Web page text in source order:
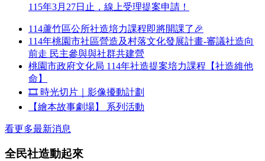
115年3月27日止，線上受理提案申請！
114蘆竹區公所社造培力課程即將開課了🎉
114年桃園市社區營造及村落文化發展計畫-審議社造向
前走 民主參與與社群共建營
桃園市政府文化局 114年社造提案培力課程【社造維他
命】
🎞️ 時光切片｜影像擾動計劃
【繪本故事劇場】 系列活動
看更多最新消息
全民社造動起來